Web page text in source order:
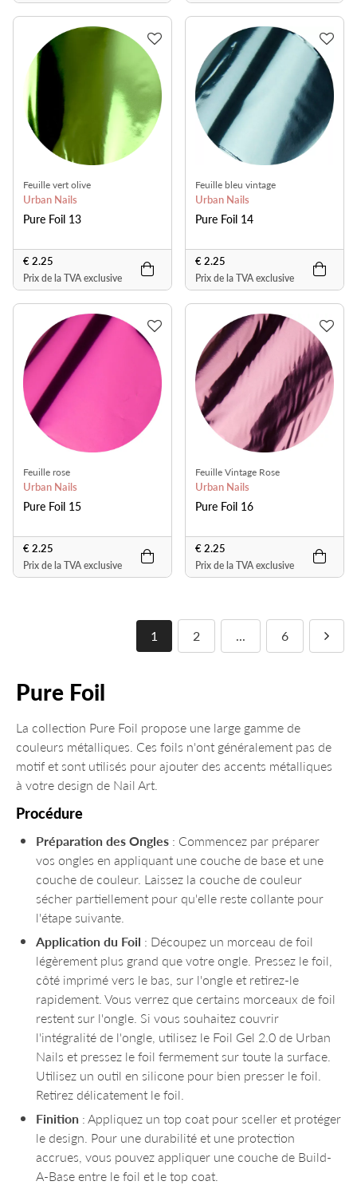
Feuille vert olive
Urban Nails
Pure Foil 13
€ 2.25
Prix de la TVA exclusive
Feuille bleu vintage
Urban Nails
Pure Foil 14
€ 2.25
Prix de la TVA exclusive
Feuille rose
Urban Nails
Pure Foil 15
€ 2.25
Prix de la TVA exclusive
Feuille Vintage Rose
Urban Nails
Pure Foil 16
€ 2.25
Prix de la TVA exclusive
1 2 ... 6
Pure Foil
La collection Pure Foil propose une large gamme de
couleurs métalliques. Ces foils n'ont généralement pas de
motif et sont utilisés pour ajouter des accents métalliques
à votre design de Nail Art.
Procédure
Préparation des Ongles : Commencez par préparer
vos ongles en appliquant une couche de base et une
couche de couleur. Laissez la couche de couleur
sécher partiellement pour qu'elle reste collante pour
l'étape suivante.
Application du Foil : Découpez un morceau de foil
légèrement plus grand que votre ongle. Pressez le foil,
côté imprimé vers le bas, sur l'ongle et retirez-le
rapidement. Vous verrez que certains morceaux de foil
restent sur l'ongle. Si vous souhaitez couvrir
l'intégralité de l'ongle, utilisez le Foil Gel 2.0 de Urban
Nails et pressez le foil fermement sur toute la surface.
Utilisez un outil en silicone pour bien presser le foil.
Retirez délicatement le foil.
Finition : Appliquez un top coat pour sceller et protéger
le design. Pour une durabilité et une protection
accrues, vous pouvez appliquer une couche de Build-
A-Base entre le foil et le top coat.